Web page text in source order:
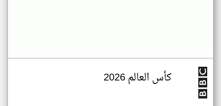
كأس العالم 2026